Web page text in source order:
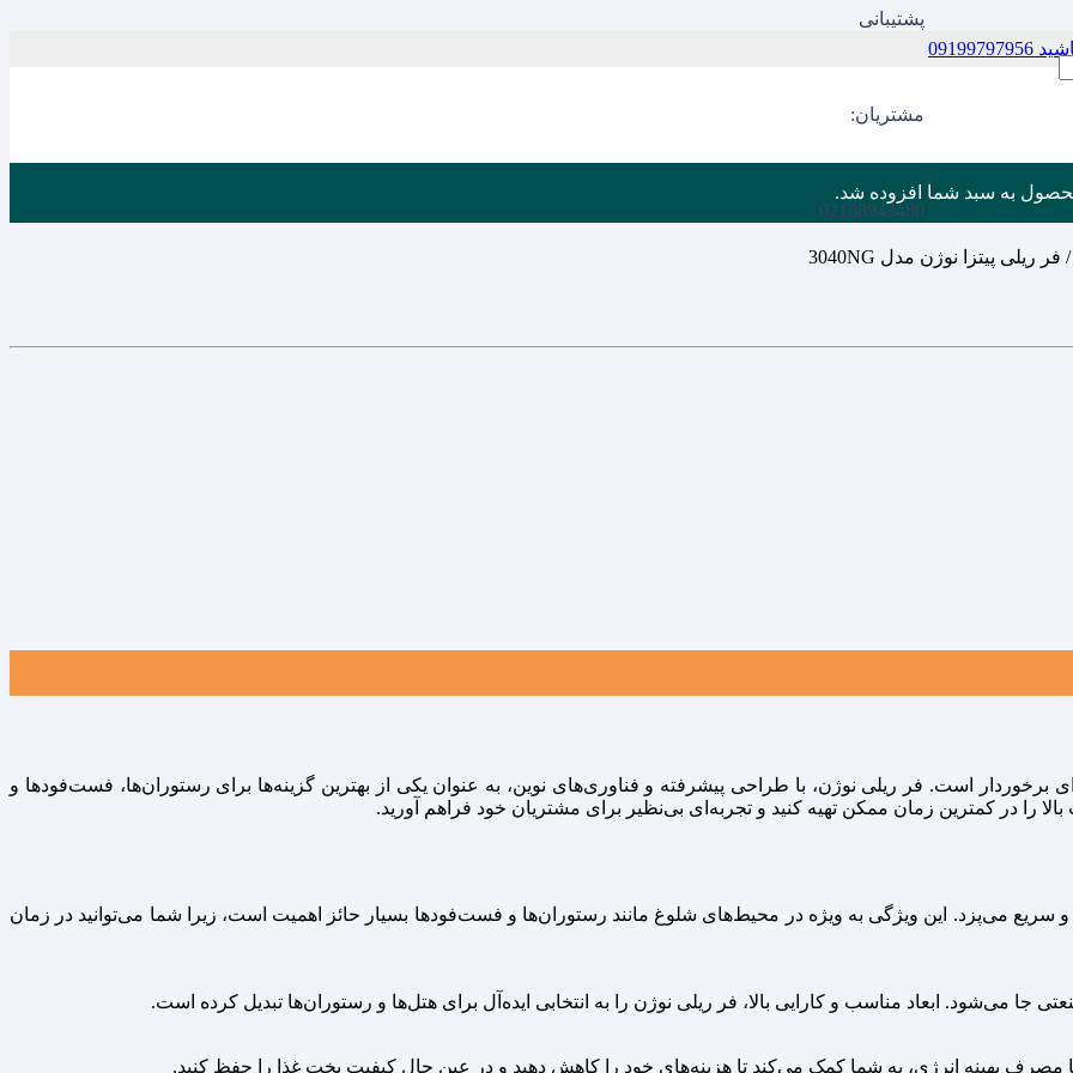
پشتیبانی
مشتریان:
02188943480
به سبد شما افزوده شد.
/ فر ریلی پیتزا نوژن مدل 3040NG
است. فر ریلی نوژن، با طراحی پیشرفته و فناوری‌های نوین، به عنوان یکی از بهترین گزینه‌ها برای رستوران‌ها، فست‌فودها و
را در کمترین زمان ممکن تهیه کنید و تجربه‌ای بی‌نظیر برای مشتریان خود فراهم آورید.
سریع می‌پزد. این ویژگی به ویژه در محیط‌های شلوغ مانند رستوران‌ها و فست‌فودها بسیار حائز اهمیت است، زیرا شما می‌توانید در زمان
می‌شود. ابعاد مناسب و کارایی بالا، فر ریلی نوژن را به انتخابی ایده‌آل برای هتل‌ها و رستوران‌ها تبدیل کرده است.
مصرف بهینه انرژی، به شما کمک می‌کند تا هزینه‌های خود را کاهش دهید و در عین حال کیفیت پخت غذا را حفظ کنید.